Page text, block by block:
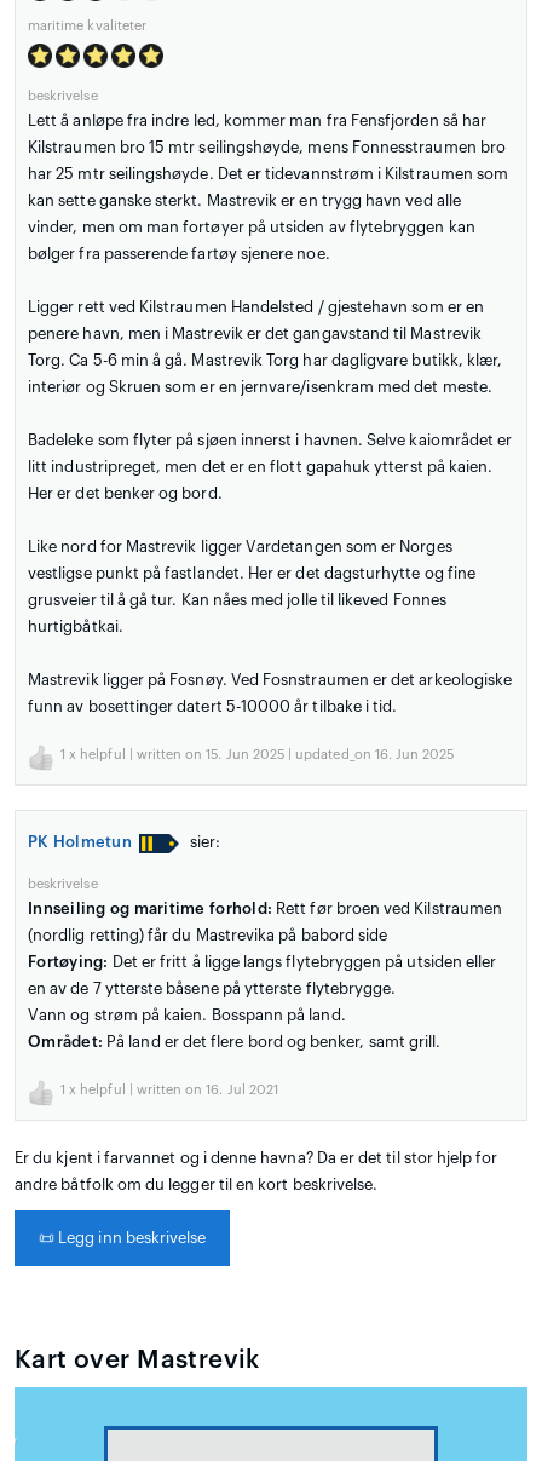
maritime kvaliteter
beskrivelse
Lett å anløpe fra indre led, kommer man fra Fensfjorden så har
Kilstraumen bro 15 mtr seilingshøyde, mens Fonnesstraumen bro
har 25 mtr seilingshøyde. Det er tidevannstrøm i Kilstraumen som
kan sette ganske sterkt. Mastrevik er en trygg havn ved alle
vinder, men om man fortøyer på utsiden av flytebryggen kan
bølger fra passerende fartøy sjenere noe.
Ligger rett ved Kilstraumen Handelsted / gjestehavn som er en
penere havn, men i Mastrevik er det gangavstand til Mastrevik
Torg. Ca 5-6 min å gå. Mastrevik Torg har dagligvare butikk, klær,
interiør og Skruen som er en jernvare/isenkram med det meste.
Badeleke som flyter på sjøen innerst i havnen. Selve kaiområdet er
litt industripreget, men det er en flott gapahuk ytterst på kaien.
Her er det benker og bord.
Like nord for Mastrevik ligger Vardetangen som er Norges
vestligse punkt på fastlandet. Her er det dagsturhytte og fine
grusveier til å gå tur. Kan nåes med jolle til likeved Fonnes
hurtigbåtkai.
Mastrevik ligger på Fosnøy. Ved Fosnstraumen er det arkeologiske
funn av bosettinger datert 5-10000 år tilbake i tid.
1 x helpful | written on 15. Jun 2025 | updated_on 16. Jun 2025
PK Holmetun sier:
beskrivelse
Innseiling og maritime forhold: Rett før broen ved Kilstraumen
(nordlig retting) får du Mastrevika på babord side
Fortøying:
Det er fritt å ligge langs flytebryggen på utsiden eller
en av de 7 ytterste båsene på ytterste flytebrygge.
Vann og strøm på kaien. Bosspann på land.
Området: På land er det flere bord og benker, samt grill.
1 x helpful | written on 16. Jul 2021
Er du kjent i farvannet og i denne havna? Da er det til stor hjelp for
andre båtfolk om du legger til en kort beskrivelse.
📜 Legg inn beskrivelse
Kart over Mastrevik